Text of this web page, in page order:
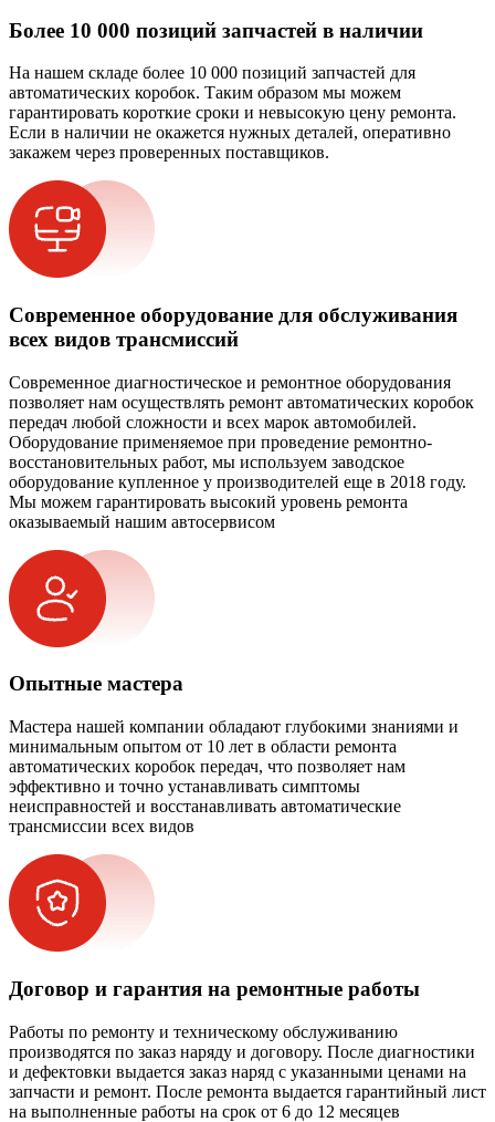
Более 10 000 позиций запчастей в наличии
На нашем складе более 10 000 позиций запчастей для
автоматических коробок. Таким образом мы можем
гарантировать короткие сроки и невысокую цену ремонта.
Если в наличии не окажется нужных деталей, оперативно
закажем через проверенных поставщиков.
Современное оборудование для обслуживания
всех видов трансмиссий
Современное диагностическое и ремонтное оборудования
позволяет нам осуществлять ремонт автоматических коробок
передач любой сложности и всех марок автомобилей.
Оборудование применяемое при проведение ремонтно-
восстановительных работ, мы используем заводское
оборудование купленное у производителей еще в 2018 году.
Мы можем гарантировать высокий уровень ремонта
оказываемый нашим автосервисом
Опытные мастера
Мастера нашей компании обладают глубокими знаниями и
минимальным опытом от 10 лет в области ремонта
автоматических коробок передач, что позволяет нам
эффективно и точно устанавливать симптомы
неисправностей и восстанавливать автоматические
трансмиссии всех видов
Договор и гарантия на ремонтные работы
Работы по ремонту и техническому обслуживанию
производятся по заказ наряду и договору. После диагностики
и дефектовки выдается заказ наряд с указанными ценами на
запчасти и ремонт. После ремонта выдается гарантийный лист
на выполненные работы на срок от 6 до 12 месяцев